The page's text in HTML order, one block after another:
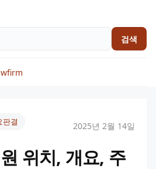
검색
판결 2025년 2월 14일
위치, 개요, 주